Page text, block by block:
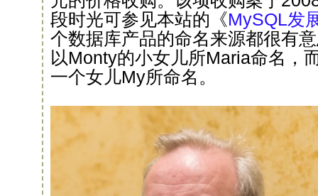
段时光可参见本站的《MySQL发
个数据库产品的命名来源都很有
以Monty的小女儿所Maria命名，
一个女儿My所命名。